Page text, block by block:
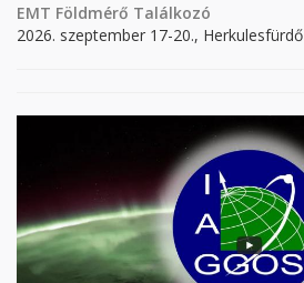
EMT Földmérő Találkozó
2026. szeptember 17-20., Herkulesfürdő